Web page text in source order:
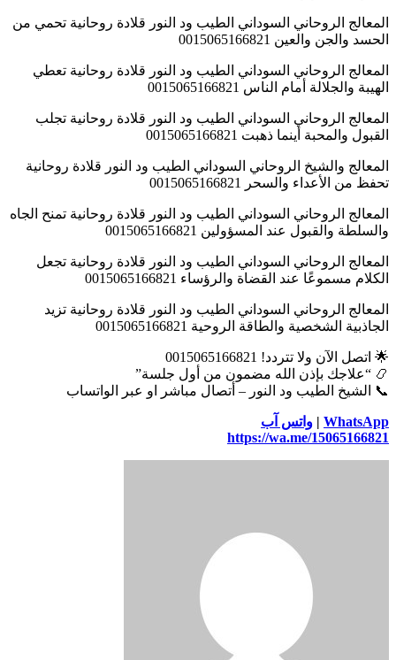
المعالج الروحاني السوداني الطيب ود النور قلادة روحانية تحمي من
الحسد والجن والعين 0015065166821
المعالج الروحاني السوداني الطيب ود النور قلادة روحانية تعطي
الهيبة والجلالة أمام الناس 0015065166821
المعالج الروحاني السوداني الطيب ود النور قلادة روحانية تجلب
القبول والمحبة أينما ذهبت 0015065166821
المعالج والشيخ الروحاني السوداني الطيب ود النور قلادة روحانية
تحفظ من الأعداء والسحر 0015065166821
المعالج الروحاني السوداني الطيب ود النور قلادة روحانية تمنح الجاه
والسلطة والقبول عند المسؤولين 0015065166821
المعالج الروحاني السوداني الطيب ود النور قلادة روحانية تجعل
الكلام مسموعًا عند القضاة والرؤساء 0015065166821
المعالج الروحاني السوداني الطيب ود النور قلادة روحانية تزيد
الجاذبية الشخصية والطاقة الروحية 0015065166821
🌟 اتصل الآن ولا تتردد! 0015065166821
📿 “علاجك بإذن الله مضمون من أول جلسة”
📞 الشيخ الطيب ود النور – أتصال مباشر او عبر الواتساب
WhatsApp
| واتس آب
https://wa.me/15065166821